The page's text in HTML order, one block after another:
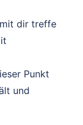
dir treffe
Punkt
und